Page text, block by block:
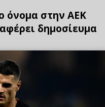
όνομα στην ΑΕΚ
δημοσίευμα